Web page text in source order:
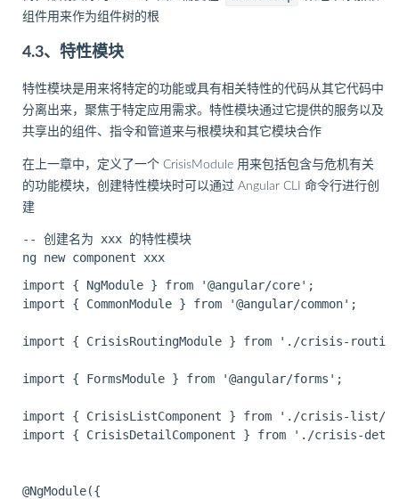
组件用来作为组件树的根
4.3、特性模块
特性模块是用来将特定的功能或具有相关特性的代码从其它代码中
分离出来，聚焦于特定应用需求。特性模块通过它提供的服务以及
共享出的组件、指令和管道来与根模块和其它模块合作
在上一章中，定义了一个 CrisisModule 用来包括包含与危机有关
的功能模块，创建特性模块时可以通过 Angular CLI 命令行进行创
建
-- 创建名为 xxx 的特性模块
import { NgModule } from '@angular/core';
import { CommonModule } from '@angular/common';
import { CrisisRoutingModule } from './crisis-
import { FormsModule } from '@angular/forms';
import { CrisisListComponent } from './crisis-list/
import { CrisisDetailComponent } from './crisis-
@NgModule({